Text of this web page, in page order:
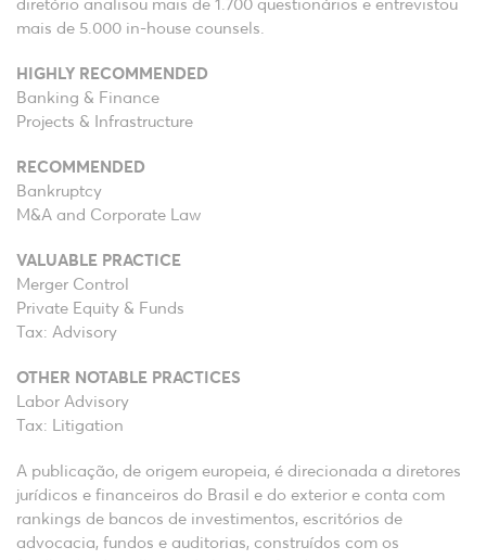
diretório analisou mais de 1.700 questionários e entrevistou
mais de 5.000 in-house counsels.
HIGHLY RECOMMENDED
Banking & Finance
Projects & Infrastructure
RECOMMENDED
Bankruptcy
M&A and Corporate Law
VALUABLE PRACTICE
Merger Control
Private Equity & Funds
Tax: Advisory
OTHER NOTABLE PRACTICES
Labor Advisory
Tax: Litigation
A publicação, de origem europeia, é direcionada a diretores
jurídicos e financeiros do Brasil e do exterior e conta com
rankings de bancos de investimentos, escritórios de
advocacia, fundos e auditorias, construídos com os